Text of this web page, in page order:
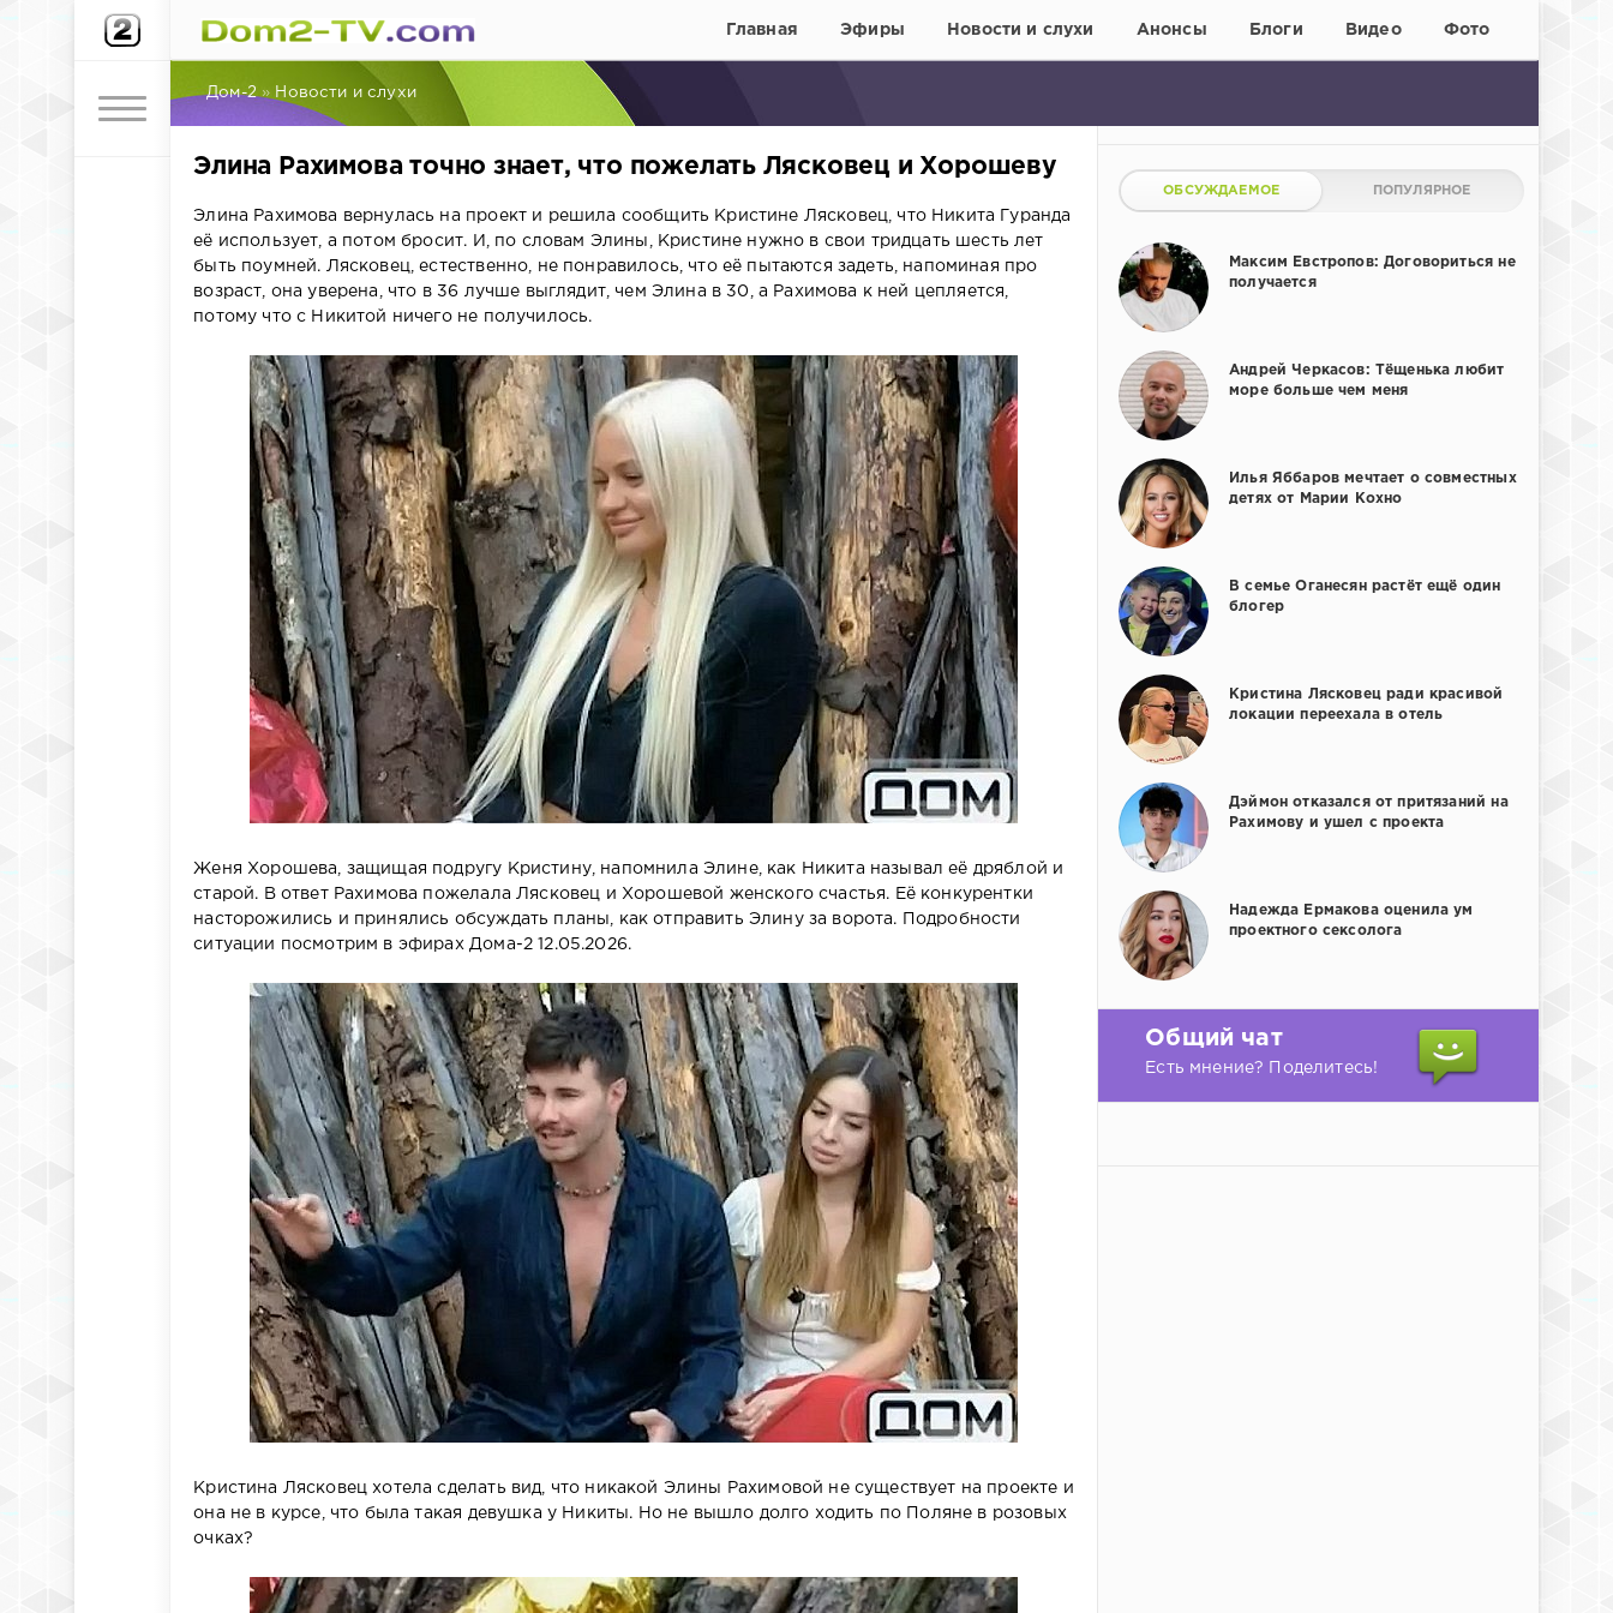
Главная Эфиры Новости и слухи Анонсы Блоги Видео Фото
Дом-2 » Новости и слухи
Элина Рахимова точно знает, что пожелать Лясковец и Хорошеву
Элина Рахимова вернулась на проект и решила сообщить Кристине Лясковец, что Никита Гуранда
её использует, а потом бросит. И, по словам Элины, Кристине нужно в свои тридцать шесть лет
быть поумней. Лясковец, естественно, не понравилось, что её пытаются задеть, напоминая про
возраст, она уверена, что в 36 лучше выглядит, чем Элина в 30, а Рахимова к ней цепляется,
потому что с Никитой ничего не получилось.
Женя Хорошева, защищая подругу Кристину, напомнила Элине, как Никита называл её дряблой и
старой. В ответ Рахимова пожелала Лясковец и Хорошевой женского счастья. Её конкурентки
насторожились и принялись обсуждать планы, как отправить Элину за ворота. Подробности
ситуации посмотрим в эфирах Дома-2 12.05.2026.
Кристина Лясковец хотела сделать вид, что никакой Элины Рахимовой не существует на проекте и
она не в курсе, что была такая девушка у Никиты. Но не вышло долго ходить по Поляне в розовых
очках?
ОБСУЖДАЕМОЕ ПОПУЛЯРНОЕ
Максим Евстропов: Договориться не
получается
Андрей Черкасов: Тёщенька любит
море больше чем меня
Илья Яббаров мечтает о совместных
детях от Марии Кохно
В семье Оганесян растёт ещё один
блогер
Кристина Лясковец ради красивой
локации переехала в отель
Дэймон отказался от притязаний на
Рахимову и ушел с проекта
Надежда Ермакова оценила ум
проектного сексолога
Общий чат
Есть мнение? Поделитесь!